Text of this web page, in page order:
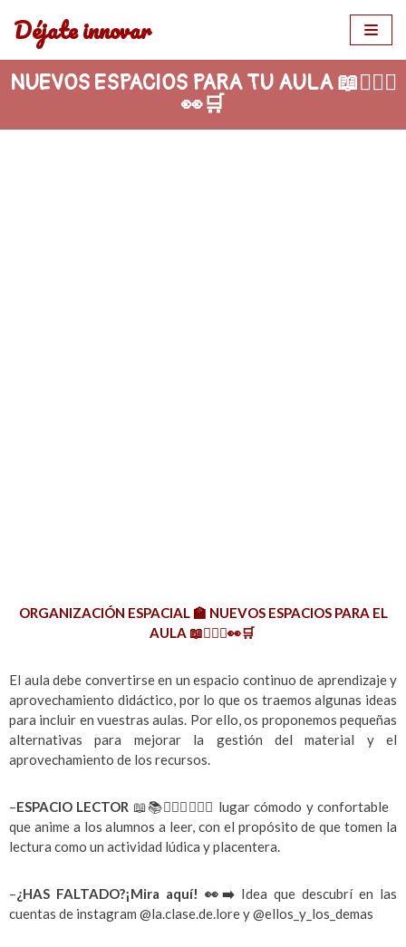
Saltar
al
contenido
Déjate innovar
NUEVOS ESPACIOS PARA TU AULA 📖🧘🏾‍♂️
👀🛒
ORGANIZACIÓN ESPACIAL 🏫 NUEVOS ESPACIOS PARA EL
AULA 📖🧘🏾‍♂️👀🛒
El aula debe convertirse en un espacio continuo de aprendizaje y
aprovechamiento didáctico, por lo que os traemos algunas ideas
para incluir en vuestras aulas. Por ello, os proponemos pequeñas
alternativas para mejorar la gestión del material y el
aprovechamiento de los recursos.
–ESPACIO LECTOR 📖 📚🧘🏽‍♂️🧘🏽‍♀️ lugar cómodo y confortable
que anime a los alumnos a leer, con el propósito de que tomen la
lectura como un actividad lúdica y placentera.
–¿HAS FALTADO?¡Mira aquí! 👀 ➡️ Idea que descubrí en las
cuentas de instagram @la.clase.de.lore y @ellos_y_los_demas